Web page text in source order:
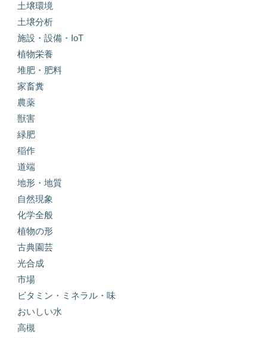
土壌環境
土壌分析
施設・設備・IoT
植物栄養
堆肥・肥料
家畜糞
農薬
獣害
緑肥
稲作
道端
地形・地質
自然現象
化学全般
植物の形
古典園芸
光合成
市場
ビタミン・ミネラル・味
おいしい水
高槻